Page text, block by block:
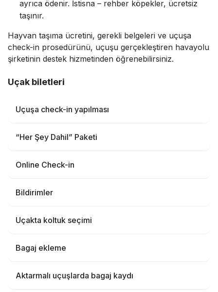
ayrıca ödenir. İstisna – rehber köpekler, ücretsiz
taşınır.
Hayvan taşıma ücretini, gerekli belgeleri ve uçuşa
check-in prosedürünü, uçuşu gerçekleştiren havayolu
şirketinin destek hizmetinden öğrenebilirsiniz.
Uçak biletleri
Uçuşa check-in yapılması
“Her Şey Dahil” Paketi
Online Check-in
Bildirimler
Uçakta koltuk seçimi
Bagaj ekleme
Aktarmalı uçuşlarda bagaj kaydı